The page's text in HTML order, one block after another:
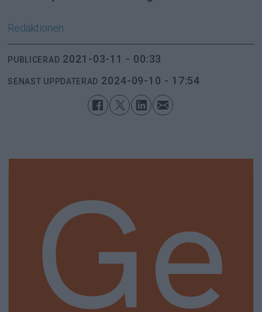
Redaktionen
PUBLICERAD 2021-03-11 - 00:33
SENAST UPPDATERAD 2024-09-10 - 17:54
Ge